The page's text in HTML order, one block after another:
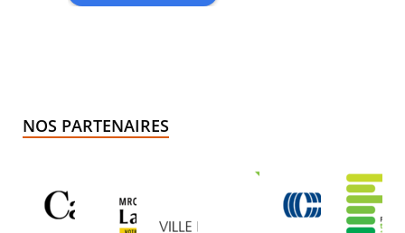
NOS PARTENAIRES